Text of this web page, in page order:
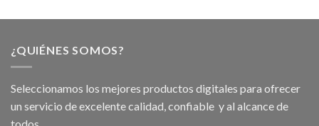
¿QUIÉNES SOMOS?
Seleccionamos los mejores productos digitales para ofrecer
un servicio de excelente calidad, confiable y al alcance de